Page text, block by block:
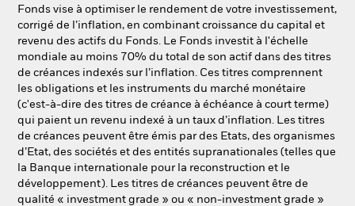
Aladdin
Notre société
Fonds vise à optimiser le rendement de votre investissement,
corrigé de l’inflation, en combinant croissance du capital et
revenu des actifs du Fonds. Le Fonds investit à l'échelle
mondiale au moins 70% du total de son actif dans des titres
de créances indexés sur l’inflation. Ces titres comprennent
les obligations et les instruments du marché monétaire
(c'est-à-dire des titres de créance à échéance à court terme)
qui paient un revenu indexé à un taux d’inflation. Les titres
de créances peuvent être émis par des Etats, des organismes
d’Etat, des sociétés et des entités supranationales (telles que
la Banque internationale pour la reconstruction et le
développement). Les titres de créances peuvent être de
qualité « investment grade » ou « non-investment grade »